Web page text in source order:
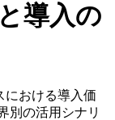
導入の
における導入価
別の活用シナリ